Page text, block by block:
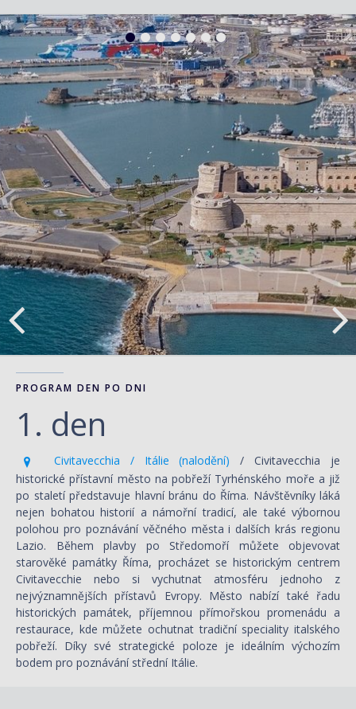
PROGRAM DEN PO DNI
1. den
Civitavecchia / Itálie (nalodění)/ Civitavecchia je
historické přístavní město na pobřeží Tyrhénského moře a již
po staletí představuje hlavní bránu do Říma. Návštěvníky láká
nejen bohatou historií a námořní tradicí, ale také výbornou
polohou pro poznávání věčného města i dalších krás regionu
Lazio. Během plavby po Středomoří můžete objevovat
starověké památky Říma, procházet se historickým centrem
Civitavecchie nebo si vychutnat atmosféru jednoho z
nejvýznamnějších přístavů Evropy. Město nabízí také řadu
historických památek, příjemnou přímořskou promenádu a
restaurace, kde můžete ochutnat tradiční speciality italského
pobřeží. Díky své strategické poloze je ideálním výchozím
bodem pro poznávání střední Itálie.